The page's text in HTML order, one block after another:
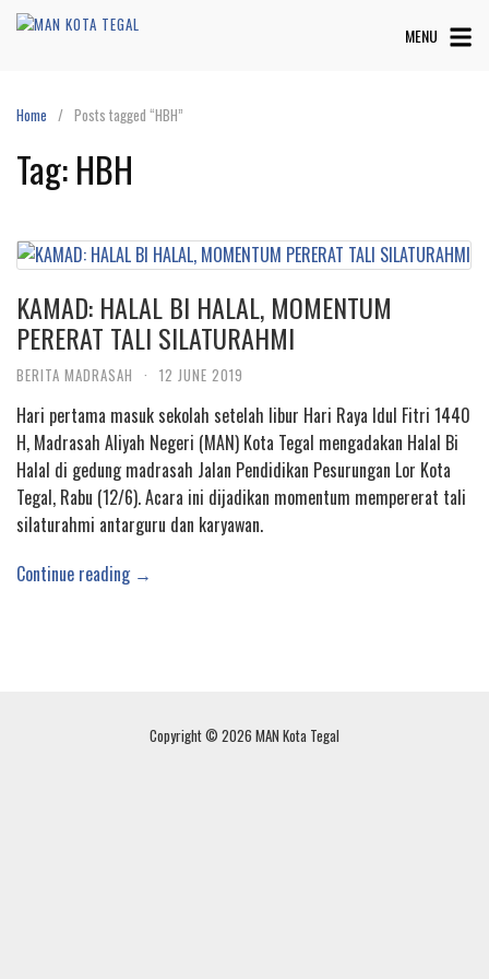
Skip
MENU
Home Posts tagged “HBH”
Tag:HBH
KAMAD: HALAL BI HALAL, MOMENTUM
PERERAT TALI SILATURAHMI
BERITA MADRASAH · 12 JUNE 2019
Hari pertama masuk sekolah setelah libur Hari Raya Idul Fitri 1440
H, Madrasah Aliyah Negeri (MAN) Kota Tegal mengadakan Halal Bi
Halal di gedung madrasah Jalan Pendidikan Pesurungan Lor Kota
Tegal, Rabu (12/6). Acara ini dijadikan momentum mempererat tali
silaturahmi antarguru dan karyawan.
Continue reading →
Copyright © 2026 MAN Kota Tegal